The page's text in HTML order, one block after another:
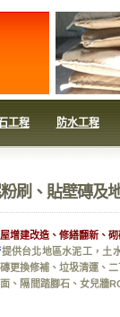
工程 防水工程
刷、貼壁磚及
增建改造、修繕翻新、
提供台北地區水泥工，土
更換修補、垃圾清運、
、隔間踏腳石、女兒牆